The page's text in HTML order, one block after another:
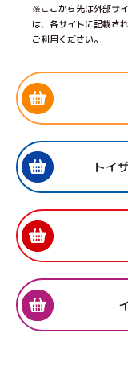
※ここから先は外部サ
は、各サイトに記載さ
ご利用ください。
トイ